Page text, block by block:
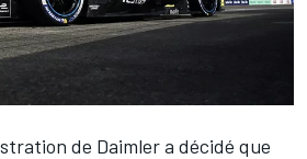
de Daimler a décidé que